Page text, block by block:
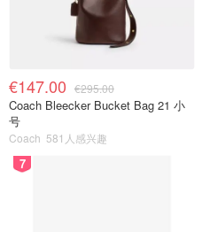
€147.00 €295.00
Coach Bleecker Bucket Bag 21 小
号
Coach 581人感兴趣
7